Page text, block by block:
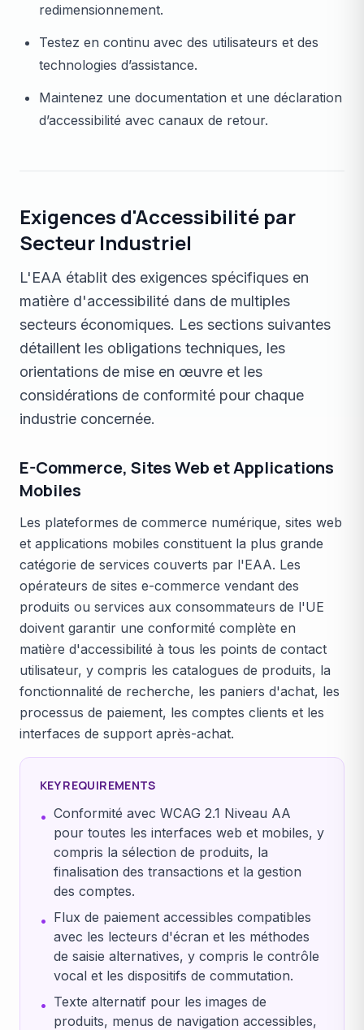
redimensionnement.
Testez en continu avec des utilisateurs et des
technologies d’assistance.
Maintenez une documentation et une déclaration
d’accessibilité avec canaux de retour.
Exigences d'Accessibilité par
Secteur Industriel
L'EAA établit des exigences spécifiques en
matière d'accessibilité dans de multiples
secteurs économiques. Les sections suivantes
détaillent les obligations techniques, les
orientations de mise en œuvre et les
considérations de conformité pour chaque
industrie concernée.
E-Commerce, Sites Web et Applications
Mobiles
Les plateformes de commerce numérique, sites web
et applications mobiles constituent la plus grande
catégorie de services couverts par l'EAA. Les
opérateurs de sites e-commerce vendant des
produits ou services aux consommateurs de l'UE
doivent garantir une conformité complète en
matière d'accessibilité à tous les points de contact
utilisateur, y compris les catalogues de produits, la
fonctionnalité de recherche, les paniers d'achat, les
processus de paiement, les comptes clients et les
interfaces de support après-achat.
KEY REQUIREMENTS
• Conformité avec WCAG 2.1 Niveau AA
pour toutes les interfaces web et mobiles, y
compris la sélection de produits, la
finalisation des transactions et la gestion
des comptes.
• Flux de paiement accessibles compatibles
avec les lecteurs d'écran et les méthodes
de saisie alternatives, y compris le contrôle
vocal et les dispositifs de commutation.
• Texte alternatif pour les images de
produits, menus de navigation accessibles,